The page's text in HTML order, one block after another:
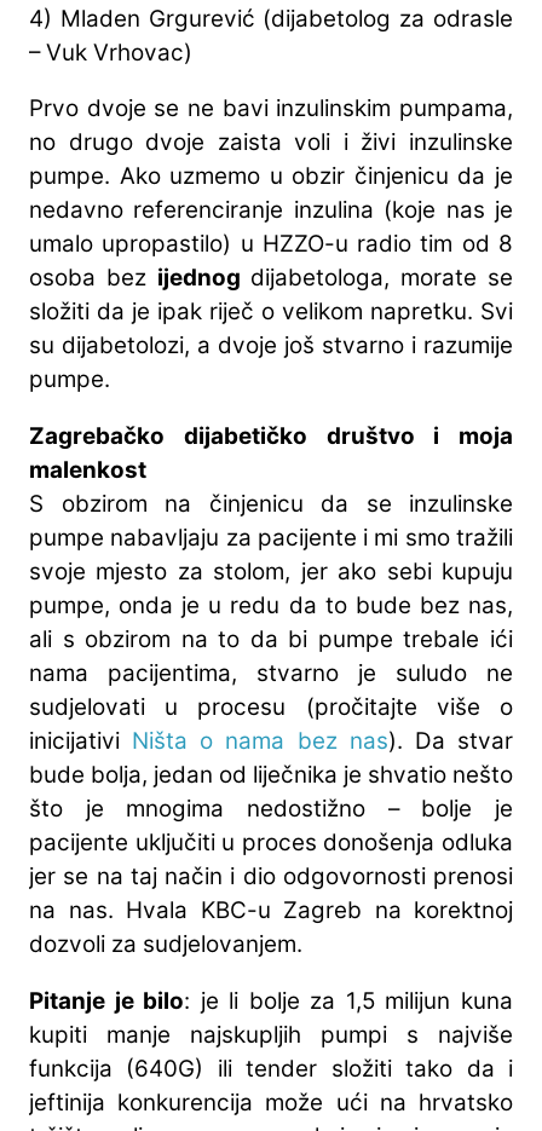
4) Mladen Grgurević (dijabetolog za odrasle
– Vuk Vrhovac)
Prvo dvoje se ne bavi inzulinskim pumpama,
no drugo dvoje zaista voli i živi inzulinske
pumpe. Ako uzmemo u obzir činjenicu da je
nedavno referenciranje inzulina (koje nas je
umalo upropastilo) u HZZO-u radio tim od 8
osoba bez ijednog dijabetologa, morate se
složiti da je ipak riječ o velikom napretku. Svi
su dijabetolozi, a dvoje još stvarno i razumije
pumpe.
Zagrebačko dijabetičko društvo i moja
malenkost
S obzirom na činjenicu da se inzulinske
pumpe nabavljaju za pacijente i mi smo tražili
svoje mjesto za stolom, jer ako sebi kupuju
pumpe, onda je u redu da to bude bez nas,
ali s obzirom na to da bi pumpe trebale ići
nama pacijentima, stvarno je suludo ne
sudjelovati u procesu (pročitajte više o
inicijativi Ništa o nama bez nas). Da stvar
bude bolja, jedan od liječnika je shvatio nešto
što je mnogima nedostižno – bolje je
pacijente uključiti u proces donošenja odluka
jer se na taj način i dio odgovornosti prenosi
na nas. Hvala KBC-u Zagreb na korektnoj
dozvoli za sudjelovanjem.
Pitanje je bilo: je li bolje za 1,5 milijun kuna
kupiti manje najskupljih pumpi s najviše
funkcija (640G) ili tender složiti tako da i
jeftinija konkurencija može ući na hrvatsko